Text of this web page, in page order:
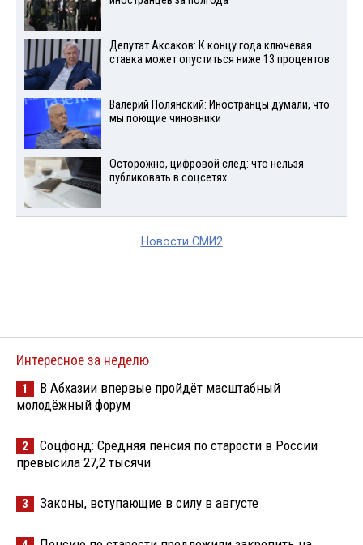
Депутат Аксаков: К концу года ключевая
ставка может опуститься ниже 13 процентов
Валерий Полянский: Иностранцы думали, что
мы поющие чиновники
Осторожно, цифровой след: что нельзя
публиковать в соцсетях
Новости СМИ2
Интересное за неделю
1
В Абхазии впервые пройдёт масштабный
молодёжный форум
2
Соцфонд: Средняя пенсия по старости в России
превысила 27,2 тысячи
3 Законы, вступающие в силу в августе